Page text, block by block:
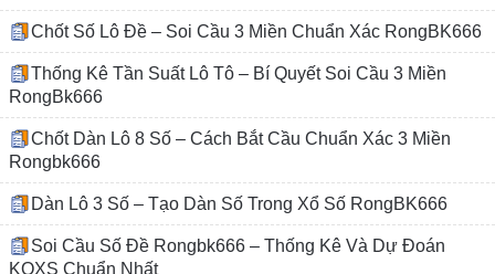
Chốt Số Lô Đề – Soi Cầu 3 Miền Chuẩn Xác RongBK666
Thống Kê Tần Suất Lô Tô – Bí Quyết Soi Cầu 3 Miền
RongBk666
Chốt Dàn Lô 8 Số – Cách Bắt Cầu Chuẩn Xác 3 Miền
Rongbk666
Dàn Lô 3 Số – Tạo Dàn Số Trong Xổ Số RongBK666
Soi Cầu Số Đề Rongbk666 – Thống Kê Và Dự Đoán
KQXS Chuẩn Nhất